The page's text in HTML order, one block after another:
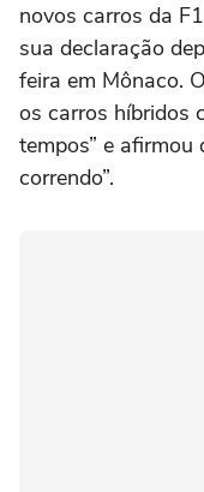
novos carros da
sua declaração
feira em Mônaco.
os carros híbridos
tempos” e afirmou
correndo”.